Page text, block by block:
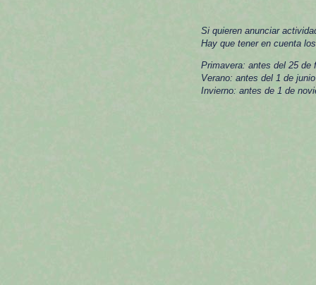
Si quieren anunciar
Hay que tener en cuenta
Primavera: antes del 25 de
Verano: antes del 1 de junio
Invierno: antes de 1 de